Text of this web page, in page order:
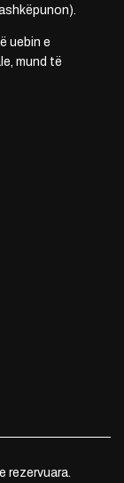
uebin e
mund të